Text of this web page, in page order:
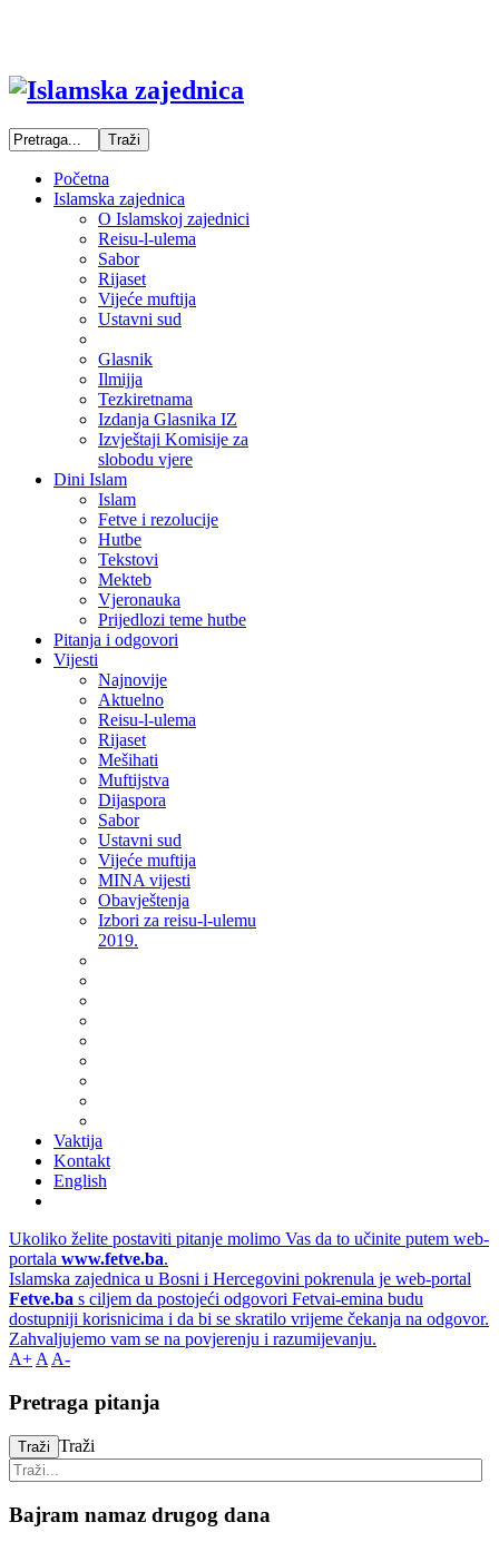
Početna
Islamska zajednica
O Islamskoj zajednici
Reisu-l-ulema
Sabor
Rijaset
Vijeće muftija
Ustavni sud
Glasnik
Ilmijja
Tezkiretnama
Izdanja Glasnika IZ
Izvještaji Komisije za
slobodu vjere
Dini Islam
Islam
Fetve i rezolucije
Hutbe
Tekstovi
Mekteb
Vjeronauka
Prijedlozi teme hutbe
Pitanja i odgovori
Vijesti
Najnovije
Aktuelno
Reisu-l-ulema
Rijaset
Mešihati
Muftijstva
Dijaspora
Sabor
Ustavni sud
Vijeće muftija
MINA vijesti
Obavještenja
Izbori za reisu-l-ulemu
2019.
Vaktija
Kontakt
English
Ukoliko želite postaviti pitanje molimo Vas da to učinite putem web-
portala www.fetve.ba.
Islamska zajednica u Bosni i Hercegovini pokrenula je web-portal
Fetve.ba s ciljem da postojeći odgovori Fetvai-emina budu
dostupniji korisnicima i da bi se skratilo vrijeme čekanja na odgovor.
Zahvaljujemo vam se na povjerenju i razumijevanju.
A+ A A-
Pretraga pitanja
Traži Traži
Bajram namaz drugog dana